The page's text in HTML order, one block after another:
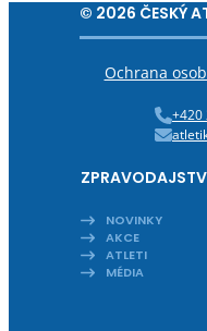
© 2026 ČESKÝ
Ochrana
+420
NOVINKY
AKCE
ATLETI
MÉDIA